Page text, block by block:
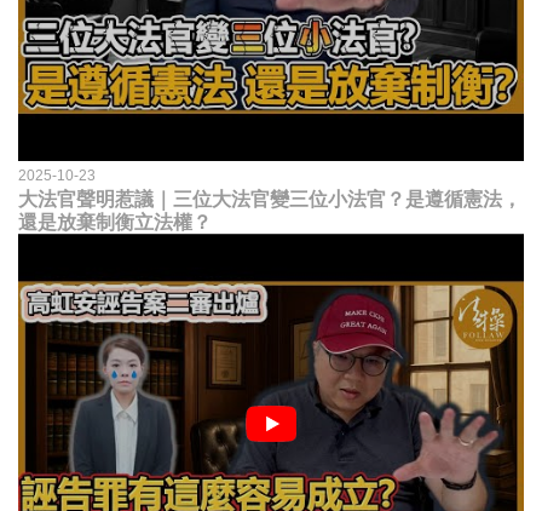
2025-10-23
大法官聲明惹議｜三位大法官變三位小法官？是遵循憲法，
還是放棄制衡立法權？